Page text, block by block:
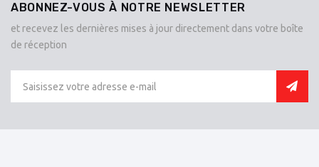
ABONNEZ-VOUS À NOTRE NEWSLETTER
et recevez les dernières mises à jour directement dans votre boîte
de réception